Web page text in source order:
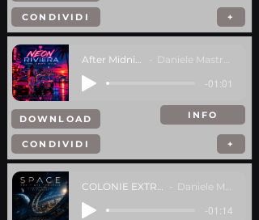
CONDIVIDI +
Daniele Mastracci
-01:01
DOWNLOAD
CONDIVIDI
INFO
+
Daniele Mastracci
-01:14